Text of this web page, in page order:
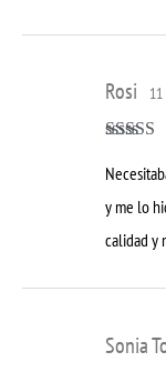
5de 5
Rosi
y me lo
calidad y
Sonia